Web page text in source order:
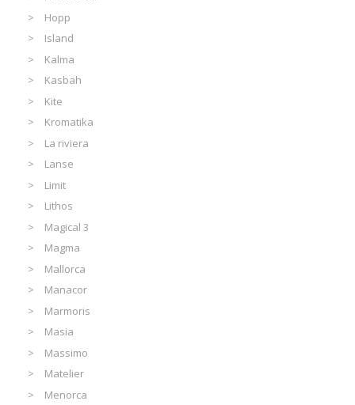
Hopp
Island
Kalma
Kasbah
Kite
Kromatika
La riviera
Lanse
Limit
Lithos
Magical 3
Magma
Mallorca
Manacor
Marmoris
Masia
Massimo
Matelier
Menorca